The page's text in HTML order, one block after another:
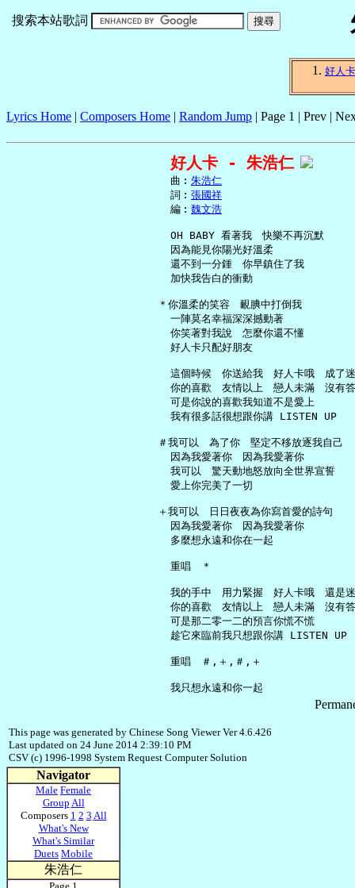
搜索本站歌詞
好人卡
Lyrics Home | Composers Home | Random Jump | Page 1 | Prev |
好人卡 - 朱浩仁
     曲︰
朱浩仁
     詞︰
張國祥
     編︰
魏文浩
     OH BABY 看著我　快樂不再沉默
     因為能見你陽光好溫柔
     還不到一分鍾　你早鎮住了我
     加快我告白的衝動
   ＊你溫柔的笑容　靦腆中打倒我
     一陣莫名幸福深深撼動著
     你笑著對我說　怎麼你還不懂
     好人卡只配好朋友
這個時候　你送給我　好人卡哦　成了
你的喜歡　友情以上　戀人未滿　沒有
     可是你說的喜歡我知道不是愛上
     我有很多話很想跟你講 LISTEN UP
   ＃我可以　為了你　堅定不移放逐我自己
     因為我愛著你　因為我愛著你
     我可以　驚天動地怒放向全世界宣誓
     愛上你完美了一切
   ＋我可以　日日夜夜為你寫首愛的詩句
     因為我愛著你　因為我愛著你
     多麼想永遠和你在一起
     重唱　＊
我的手中　用力緊握　好人卡哦　還是
你的喜歡　友情以上　戀人未滿　沒有
     可是那二零一二的預言你慌不慌
     趁它來臨前我只想跟你講 LISTEN UP
     重唱　＃,＋,＃,＋
This page was generated by Chinese Song Viewer Ver 4.6.426
Last updated on 24 June 2014 2:39:10 PM
CSV (c) 1996-1998 System Request Computer Solution
Navigator
Male Female
Group All
Composers 1 2 3 All
What's New
What's Similar
Duets Mobile
朱浩仁